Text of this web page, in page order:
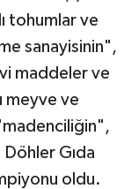
tohumlar ve
sanayisinin",
maddeler ve
meyve ve
Gıda
oldu.